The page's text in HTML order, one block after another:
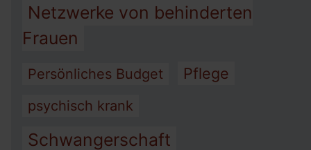
Netzwerke von behinderten
Frauen
Persönliches Budget Pflege
psychisch krank
Schwangerschaft